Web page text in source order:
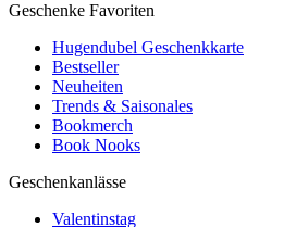
Geschenke Favoriten
Hugendubel Geschenkkarte
Bestseller
Neuheiten
Trends & Saisonales
Bookmerch
Book Nooks
Geschenkanlässe
Valentinstag